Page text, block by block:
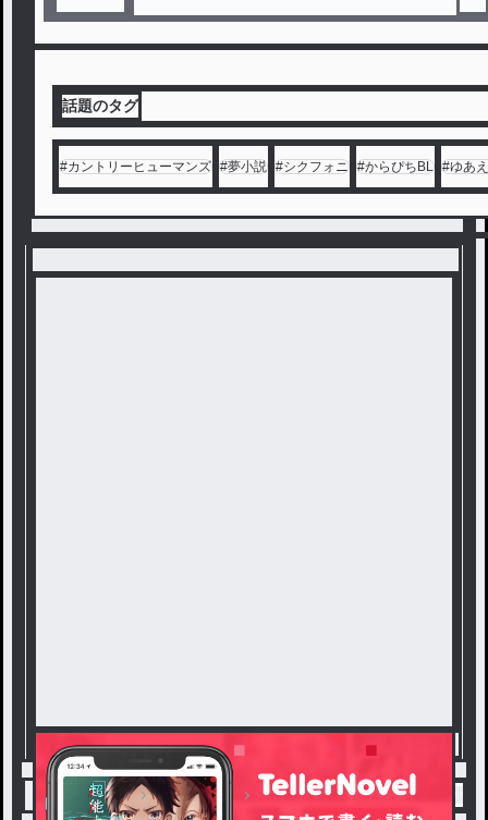
話題のタグ
#カントリーヒューマンズ #夢小説 #シクフォニ #からぴちBL #ゆあ
トップ フォロバ 雑談 / 桃 姫(サブ)@フォロバの